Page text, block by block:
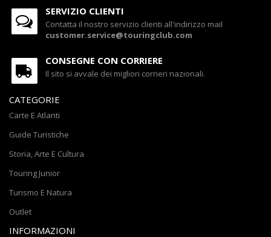
SERVIZIO CLIENTI
Contatta il nostro servizio clienti all'indirizzo mail
customer.service@touringclub.com
CONSEGNE CON CORRIERE
Il sito si avvale dei migliori corrieri nazionali.
CATEGORIE
Carte E Atlanti
Guide Turistiche
Storia, Arte E Cultura
Touring Junior
Turismo E Natura
Outlet
INFORMAZIONI